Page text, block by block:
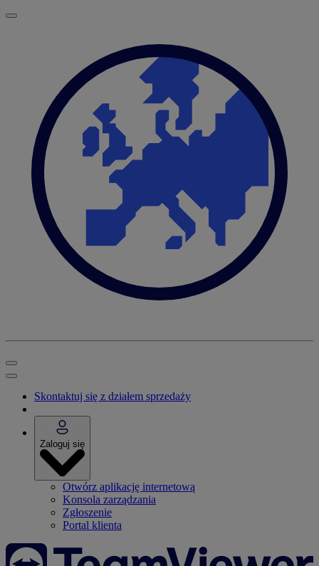
Skontaktuj się z działem sprzedaży
Zaloguj się
Otwórz aplikację internetową
Konsola zarządzania
Zgłoszenie
Portal klienta